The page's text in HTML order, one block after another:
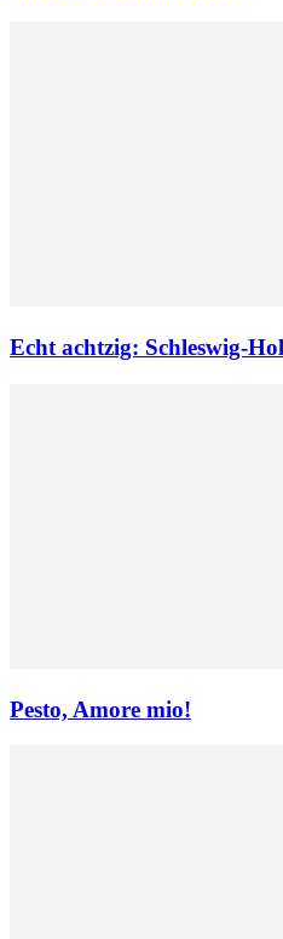
Echt achtzig: Schleswig-
Pesto, Amore mio!